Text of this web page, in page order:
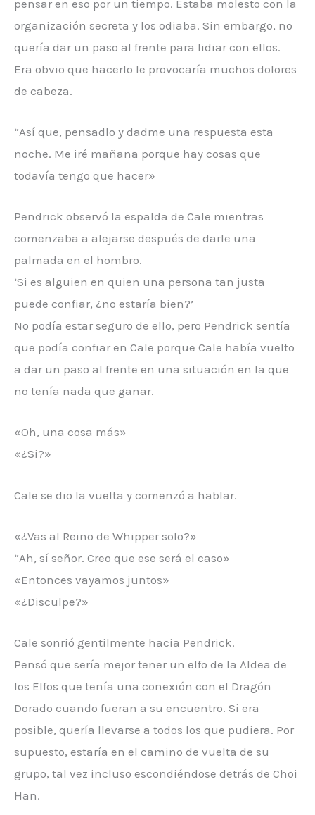
pensar en eso por un tiempo. Estaba molesto con la
organización secreta y los odiaba. Sin embargo, no
quería dar un paso al frente para lidiar con ellos.
Era obvio que hacerlo le provocaría muchos dolores
de cabeza.
“Así que, pensadlo y dadme una respuesta esta
noche. Me iré mañana porque hay cosas que
todavía tengo que hacer»
Pendrick observó la espalda de Cale mientras
comenzaba a alejarse después de darle una
palmada en el hombro.
‘Si es alguien en quien una persona tan justa
puede confiar, ¿no estaría bien?’
No podía estar seguro de ello, pero Pendrick sentía
que podía confiar en Cale porque Cale había vuelto
a dar un paso al frente en una situación en la que
no tenía nada que ganar.
«Oh, una cosa más»
«¿Si?»
Cale se dio la vuelta y comenzó a hablar.
«¿Vas al Reino de Whipper solo?»
“Ah, sí señor. Creo que ese será el caso»
«Entonces vayamos juntos»
«¿Disculpe?»
Cale sonrió gentilmente hacia Pendrick.
Pensó que sería mejor tener un elfo de la Aldea de
los Elfos que tenía una conexión con el Dragón
Dorado cuando fueran a su encuentro. Si era
posible, quería llevarse a todos los que pudiera. Por
supuesto, estaría en el camino de vuelta de su
grupo, tal vez incluso escondiéndose detrás de Choi
Han.